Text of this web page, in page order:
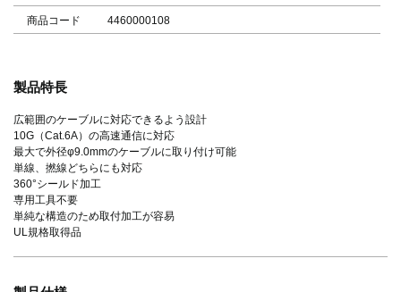
商品コード 4460000108
製品特長
広範囲のケーブルに対応できるよう設計
10G（Cat.6A）の高速通信に対応
最大で外径φ9.0mmのケーブルに取り付け可能
単線、撚線どちらにも対応
360°シールド加工
専用工具不要
単純な構造のため取付加工が容易
UL規格取得品